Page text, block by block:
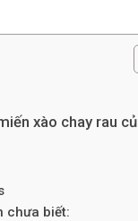
xào chay rau củ
chưa biết: